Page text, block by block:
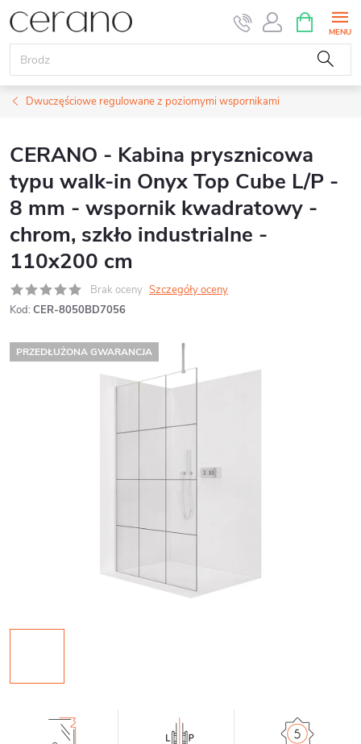
Przejść
do
treści
KOSZYK
Dwuczęściowe regulowane z poziomymi wspornikami
CERANO - Kabina prysznicowa
typu walk-in Onyx Top Cube L/P -
8 mm - wspornik kwadratowy -
chrom, szkło industrialne -
110x200 cm
Brak oceny Szczegóły oceny
Kod: CER-8050BD7056
PRZEDŁUŻONA GWARANCJA